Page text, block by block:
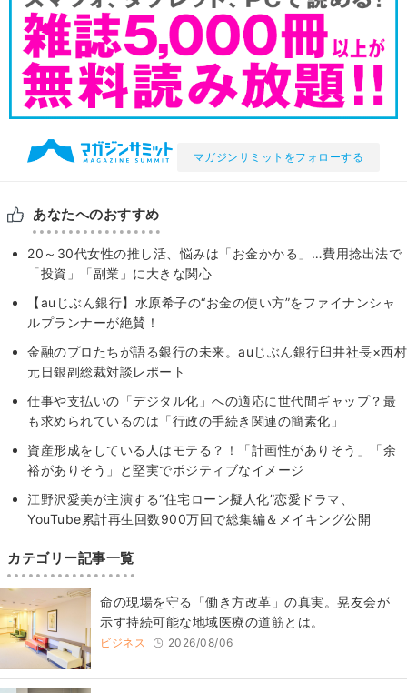
マガジンサミットをフォローする
あなたへのおすすめ
20～30代女性の推し活、悩みは「お金かかる」…費用捻出法で
「投資」「副業」に大きな関心
【auじぶん銀行】水原希子の“お金の使い方”をファイナンシャ
ルプランナーが絶賛！
金融のプロたちが語る銀行の未来。auじぶん銀行臼井社長×西村
元日銀副総裁対談レポート
仕事や支払いの「デジタル化」への適応に世代間ギャップ？最
も求められているのは「行政の手続き関連の簡素化」
資産形成をしている人はモテる？！「計画性がありそう」「余
裕がありそう」と堅実でポジティブなイメージ
江野沢愛美が主演する“住宅ローン擬人化”恋愛ドラマ、
YouTube累計再生回数900万回で総集編＆メイキング公開
カテゴリー記事一覧
​命の現場を守る「働き方改革」の真実。晃友会が
示す持続可能な地域医療の道筋とは。
ビジネス 2026/08/06